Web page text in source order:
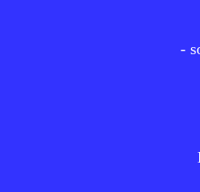
- so